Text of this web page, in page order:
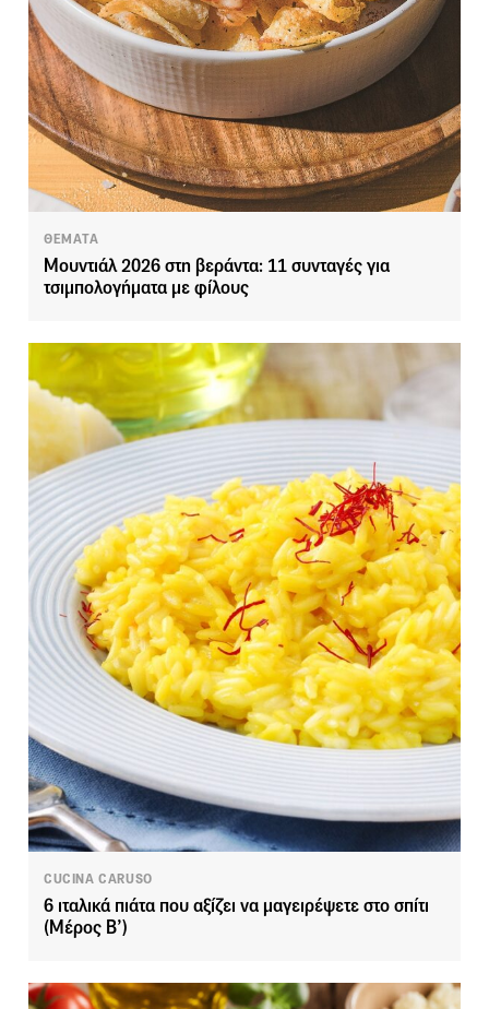
ΘΕΜΑΤΑ
Μουντιάλ 2026 στη βεράντα: 11 συνταγές για
τσιμπολογήματα με φίλους
CUCINA CARUSO
6 ιταλικά πιάτα που αξίζει να μαγειρέψετε στο σπίτι
(Μέρος Β’)